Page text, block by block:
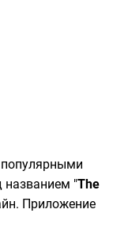
популярными
названием "The
Приложение